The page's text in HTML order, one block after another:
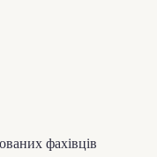
фахівців